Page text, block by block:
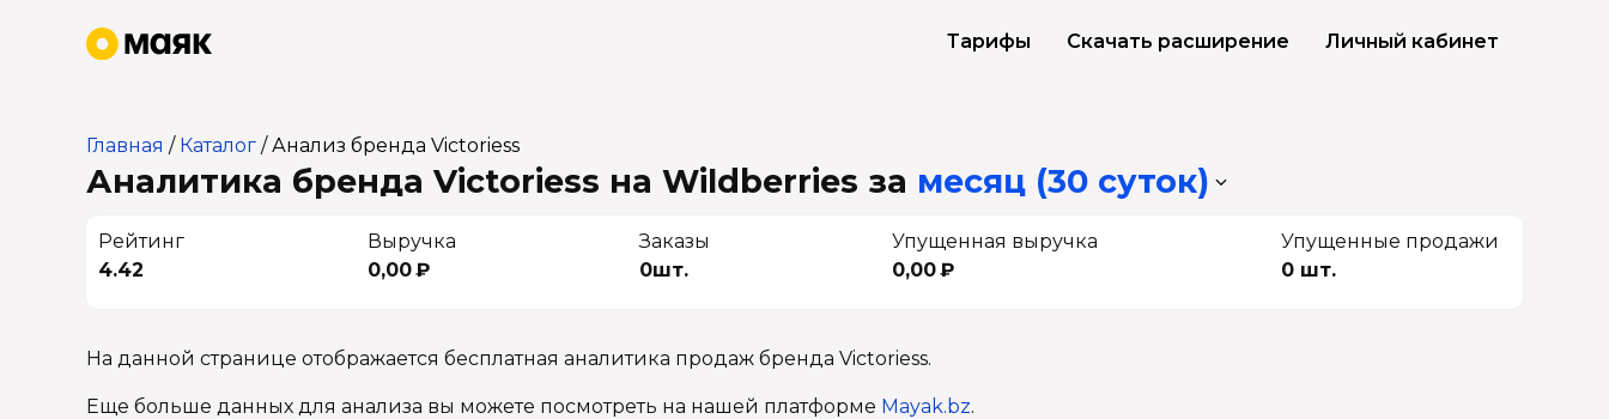
Тарифы Скачать расширение Личный кабинет
Главная / Каталог /Анализ бренда Victoriess
Аналитика бренда Victoriess на Wildberries за месяц (30 суток)
Рейтинг
4.42
Выручка
0,00 ₽
Заказы
0шт.
Упущенная выручка
0,00 ₽
Упущенные продажи
0 шт.
На данной странице отображается бесплатная аналитика продаж бренда Victoriess.
Еще больше данных для анализа вы можете посмотреть на нашей платформе Mayak.bz.